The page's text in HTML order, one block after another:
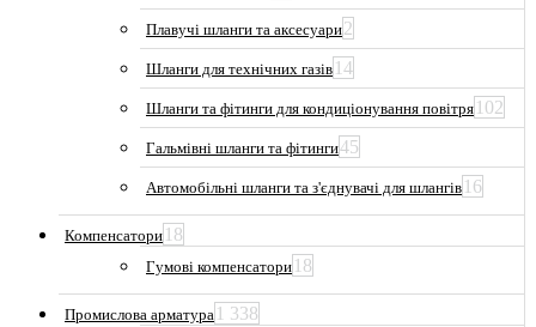
Плавучі шланги та аксесуари2
Шланги для технічних газів 14
Шланги та фітинги для кондиціонування повітря 102
Гальмівні шланги та фітинги45
Автомобільні шланги та з'єднувачі для шлангів 16
Компенсатори 18
Гумові компенсатори 18
Промислова арматура 1 338